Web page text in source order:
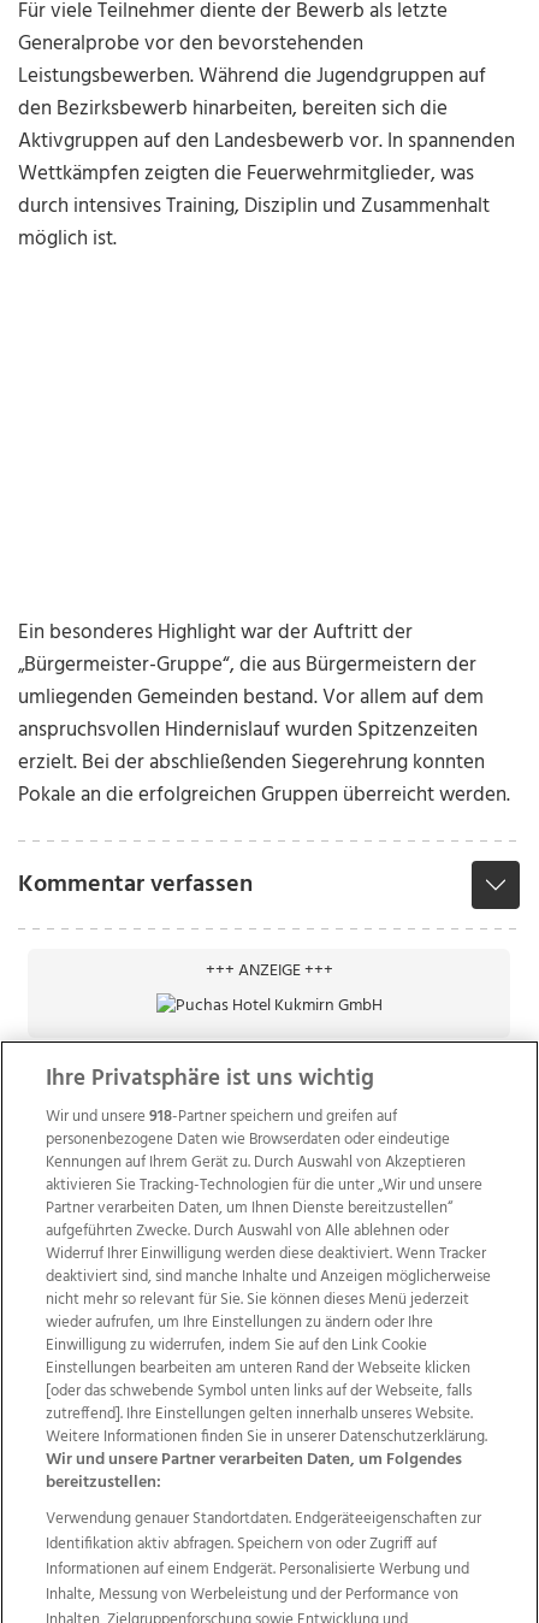
Für viele Teilnehmer diente der Bewerb als letzte
Generalprobe vor den bevorstehenden
Leistungsbewerben. Während die Jugendgruppen auf
den Bezirksbewerb hinarbeiten, bereiten sich die
Aktivgruppen auf den Landesbewerb vor. In spannenden
Wettkämpfen zeigten die Feuerwehrmitglieder, was
durch intensives Training, Disziplin und Zusammenhalt
möglich ist.
Ein besonderes Highlight war der Auftritt der
„Bürgermeister-Gruppe“, die aus Bürgermeistern der
umliegenden Gemeinden bestand. Vor allem auf dem
anspruchsvollen Hindernislauf wurden Spitzenzeiten
erzielt. Bei der abschließenden Siegerehrung konnten
Pokale an die erfolgreichen Gruppen überreicht werden.
Kommentar verfassen
+++ ANZEIGE +++
Wir über uns Mediadaten Kontakt
Jobs
Datenschutz
Impressum
AGB Anzeigekunden
AGB Website
Ehrenkodex Politische Werbung
Weitere Angebote des Medienhauses Wimmer
TV1 di-mog-i.at OÖNow
Ischler Woche
Life Radio
OÖNachrichten
OÖN Immobilien
OÖN Karriere
OÖN Reise
Promenaden Galerien
Ihre Privatsphäre ist uns wichtig
Wir und unsere918-Partner speichern und greifen auf
personenbezogene Daten wie Browserdaten oder eindeutige
Kennungen auf Ihrem Gerät zu. Durch Auswahl von Akzeptieren
aktivieren Sie Tracking-Technologien für die unter „Wir und unsere
Partner verarbeiten Daten, um Ihnen Dienste bereitzustellen“
aufgeführten Zwecke. Durch Auswahl von Alle ablehnen oder
Widerruf Ihrer Einwilligung werden diese deaktiviert. Wenn Tracker
deaktiviert sind, sind manche Inhalte und Anzeigen möglicherweise
nicht mehr so relevant für Sie. Sie können dieses Menü jederzeit
wieder aufrufen, um Ihre Einstellungen zu ändern oder Ihre
Einwilligung zu widerrufen, indem Sie auf den Link Cookie
Einstellungen bearbeiten am unteren Rand der Webseite klicken
[oder das schwebende Symbol unten links auf der Webseite, falls
zutreffend]. Ihre Einstellungen gelten innerhalb unseres Website.
Weitere Informationen finden Sie in unserer Datenschutzerklärung.
Wir und unsere Partner verarbeiten Daten, um Folgendes
bereitzustellen:
Verwendung genauer Standortdaten. Endgeräteeigenschaften zur
Identifikation aktiv abfragen. Speichern von oder Zugriff auf
Informationen auf einem Endgerät. Personalisierte Werbung und
Inhalte, Messung von Werbeleistung und der Performance von